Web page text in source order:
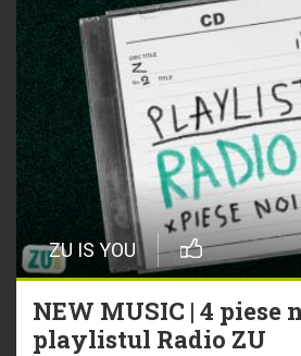
ZU IS YOU
NEW MUSIC | 4 piese
playlistul Radio ZU